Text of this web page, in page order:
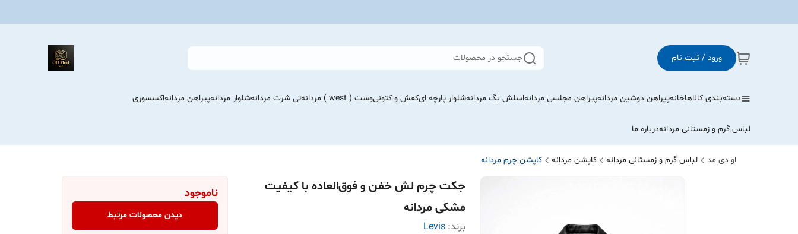
ورود / ثبت نام جستجو در محصولات
دسته‌بندی کالاهاخانهپیراهن دوشین مردانهپیراهن مجلسی مردانهاسلش بگ مردانهشلوار پارچه ایکفش و کتونیوست ( west ) مردانه تی شرت مردانهشلوار مردانهپیراهن مردانهاکسسوری
لباس گرم و زمستانی مردانهدرباره ما
او دی مد لباس گرم و زمستانی مردانه کاپشن مردانه کاپشن چرم مردانه
جکت چرم لش خفن و فوق‌العاده با کیفیت
مشکی مردانه
برند: Levis
ناموجود
دیدن محصولات مرتبط